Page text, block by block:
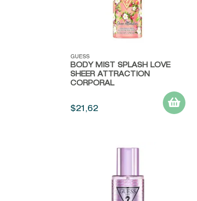
Vista rápida
GUESS
BODY MIST SPLASH LOVE
SHEER ATTRACTION
CORPORAL
$21 ,62